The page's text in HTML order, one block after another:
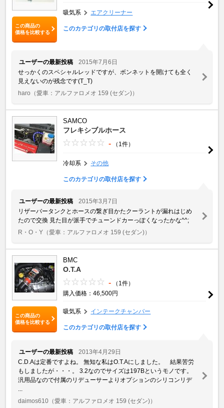
この商品の
価格を比較する
吸気系 エアクリーナー
このカテゴリの取付店を探す
ユーザーの最新投稿
2015年7月6日
せっかくのスペシャルレッドですが、ボンネットを開けても全く
見えないのが残念です(T_T)
haro （愛車：アルファロメオ 159 (セダン)）
SAMCO
フレキシブルホース
- （1件）
冷却系 その他
このカテゴリの取付店を探す
ユーザーの最新投稿
2015年3月7日
リザーバータンクとホースの繋ぎ目かたクーラントが漏れはじめ
たので交換 見た目が派手でチューンドカーっぽくなったかな^^;
R・O・Y （愛車：アルファロメオ 159 (セダン)）
この商品の
価格を比較する
BMC
O.T.A
-
（1件）
購入価格：46,500円
吸気系 インテークチャンバー
このカテゴリの取付店を探す
ユーザーの最新投稿
2013年4月29日
C.D.Aは定番ですよね。 無知な私はO.T.Aにしました。 結果苦労
もしましたが・・・。 3.2なのでサイズは197Bというモノです。
汎用品なので付属のリデューサーよりオプションのシリコンリデ
daimos610 （愛車：アルファロメオ 159 (セダン)）